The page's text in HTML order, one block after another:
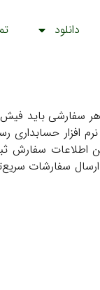
دانلود
هر سفارشی باید
افزار حسابداری
اطلاعات
ارسال سفارشات